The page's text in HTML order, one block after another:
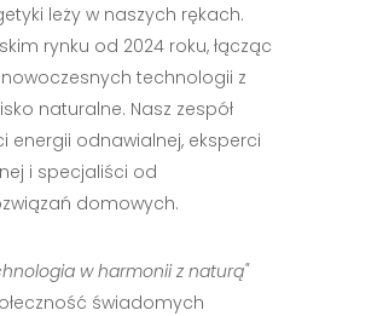
leży w naszych rękach.
rynku od 2024 roku, łącząc
technologii z
naturalne. Nasz zespół
energii odnawialnej, eksperci
i specjaliści od
domowych.
w harmonii z naturą"
świadomych